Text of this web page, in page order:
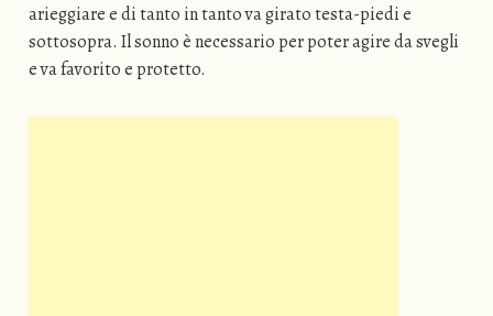
arieggiare e di tanto in tanto va girato testa-piedi e
sottosopra. Il sonno è necessario per poter agire da svegli
e va favorito e protetto.